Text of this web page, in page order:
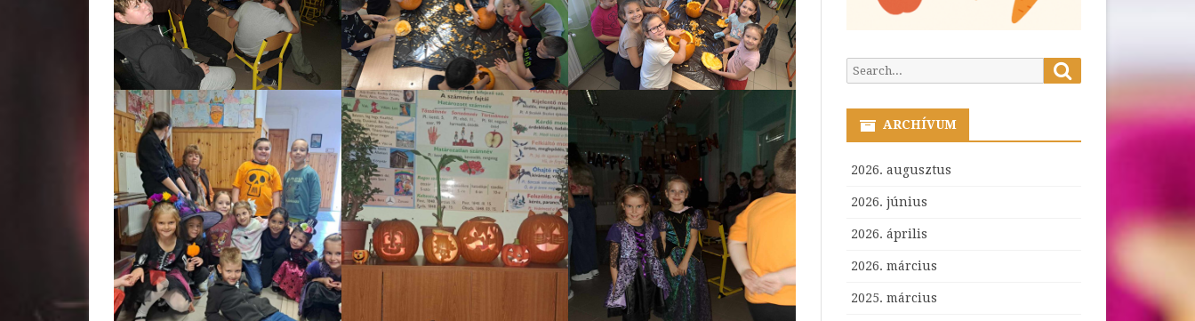
Search
ARCHÍVUM
2026. augusztus
2026. június
2026. április
2026. március
2025. március